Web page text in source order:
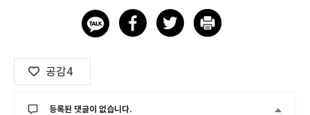
공감4
등록된 댓글이 없습니다.